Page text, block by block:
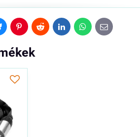
PinterestRedditLinkedInWhatsApp
E-
mail